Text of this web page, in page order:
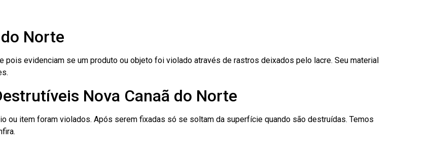
Norte
evidenciam se um produto ou objeto foi violado através de rastros deixados pelo lacre. Seu material
Nova Canaã do Norte
ou item foram violados. Após serem fixadas só se soltam da superfície quando são destruídas. Temos